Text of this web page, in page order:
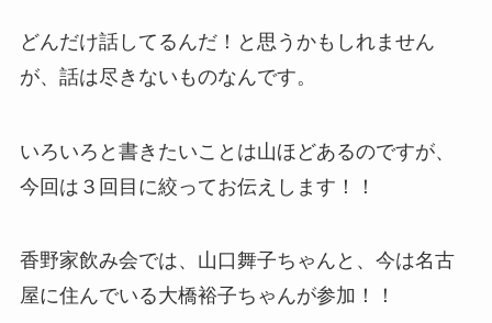
どんだけ話してるんだ！と思うかもしれません
が、話は尽きないものなんです。
いろいろと書きたいことは山ほどあるのですが、
今回は３回目に絞ってお伝えします！！
香野家飲み会では、山口舞子ちゃんと、今は名古
屋に住んでいる大橋裕子ちゃんが参加！！